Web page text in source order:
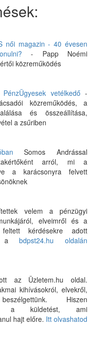
női magazin - 40 évesen
- Papp Noémi
közreműködés
vetélkedő -
közreműködés, a
és összeállítása,
a zsűriben
Somos Andrással
arról, mi a
a karácsonyra felvett
velem a pénzügyi
elveimről és a
kérdésekre adott
abdpst24.hu oldalán
az Üzletem.hu oldal.
kihívásokról, elvekről,
Hiszen
a küldetést, ami
hajt előre. Itt olvashatod